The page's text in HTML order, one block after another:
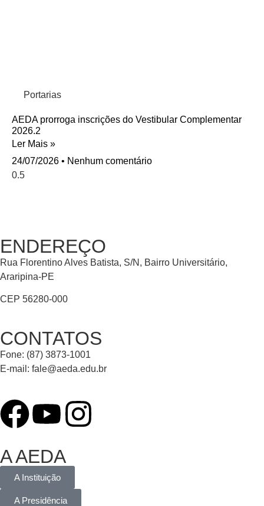
Portarias
AEDA prorroga inscrições do Vestibular Complementar
2026.2
Ler Mais »
24/07/2026
Nenhum comentário
ENDEREÇO
Rua Florentino Alves Batista, S/N, Bairro Universitário,
Araripina-PE
CEP 56280-000
CONTATOS
Fone: (87) 3873-1001
E-mail: fale@aeda.edu.br
A AEDA
A Instituição
A Presidência